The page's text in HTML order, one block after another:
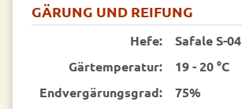
GÄRUNG UND REIFUNG
Hefe:
Safale S-04
Gärtemperatur:
19 - 20 °C
End­vergärungsgrad:
75%